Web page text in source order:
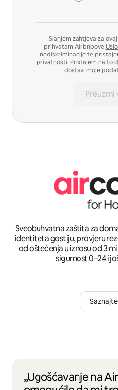
Slanjem zahtjeva za
prihvatam Airbnbove
nediskriminacijete
privatnosti. Pristajem na to
dostavi moje
Preuzmi
Sveobuhvatna zaštita za
identiteta gostiju, provjeru
od oštećenja u iznosu od 3
sigurnost 0–24 i
„Ugošćavanje na